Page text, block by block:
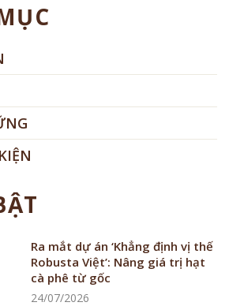
Ra mắt dự án ‘Khẳng định vị thế
Robusta Việt’: Nâng giá trị hạt
cà phê từ gốc
24/07/2026